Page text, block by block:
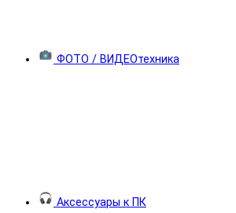
ФОТО / ВИДЕОтехника
Аксессуары к ПК